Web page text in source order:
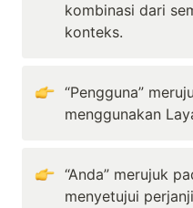
kombinasi dari
konteks.
“Pengguna”
menggunakan
“Anda” merujuk
menyetujui